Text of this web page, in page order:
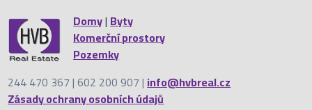
Domy|Byty
Komerční prostory
Pozemky
244 470 367 | 602 200 907 |info@hvbreal.cz
Zásady ochrany osobních údajů